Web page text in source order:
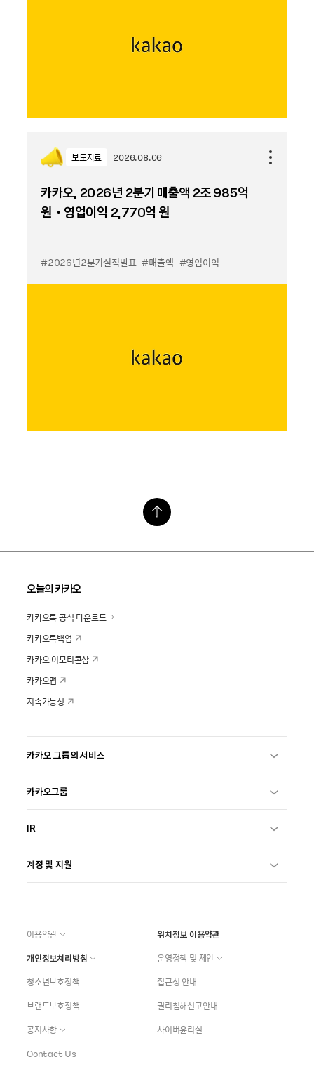
보도자료 2026.08.06
카카오, 2026년 2분기 매출액 2조 985억
원・영업이익 2,770억 원
#2026년2분기실적발표 #매출액 #영업이익
오늘의 카카오
카카오톡 공식 다운로드
카카오톡백업
카카오 이모티콘샵
카카오맵
지속가능성
카카오 그룹의 서비스
카카오그룹
IR
계정 및 지원
이용약관
위치정보 이용약관
개인정보처리방침
운영정책 및 제안
청소년보호정책
접근성 안내
브랜드보호정책
권리침해신고안내
공지사항
사이버윤리실
Contact Us